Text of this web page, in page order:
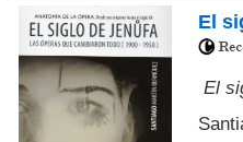
El
El